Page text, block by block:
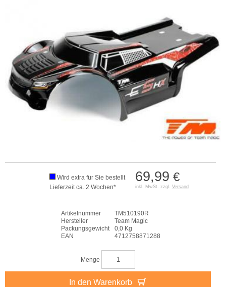
69,99 €
inkl. MwSt. zzgl. Versand
Wird extra für Sie bestellt
Lieferzeit ca. 2 Wochen*
Artikelnummer
TM510190R
Hersteller
Team Magic
Packungsgewicht
0,0 Kg
EAN
4712758871288
Menge
In den Warenkorb